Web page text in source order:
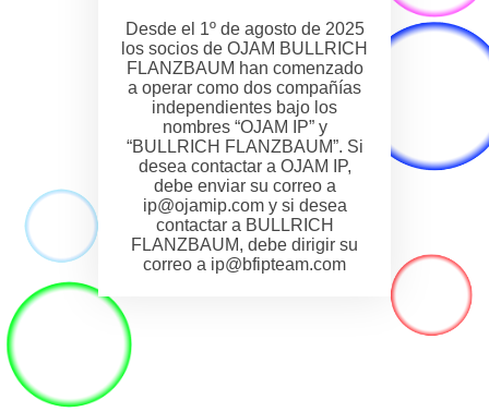
Desde el 1º de agosto de 2025
los socios de OJAM BULLRICH
FLANZBAUM han comenzado
a operar como dos compañías
independientes bajo los
nombres “OJAM IP” y
“BULLRICH FLANZBAUM”. Si
desea contactar a OJAM IP,
debe enviar su correo a
ip@ojamip.com y si desea
contactar a BULLRICH
FLANZBAUM, debe dirigir su
correo a ip@bfipteam.com